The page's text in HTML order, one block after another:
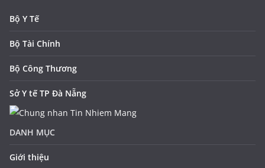
Bộ Y Tế
Bộ Tài Chính
Bộ Công Thương
Sở Y tế TP Đà Nẵng
DANH MỤC
Giới thiệu